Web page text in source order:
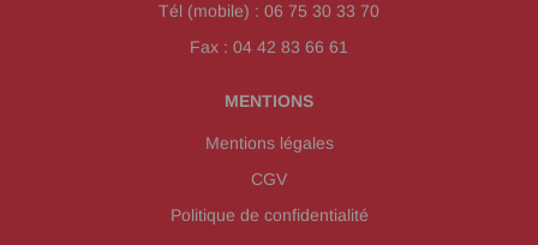
Tél (mobile) : 06 75 30 33 70
Fax : 04 42 83 66 61
MENTIONS
Mentions légales
CGV
Politique de confidentialité